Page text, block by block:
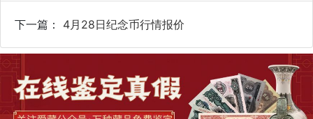
下一篇： 4月28日纪念币行情报价